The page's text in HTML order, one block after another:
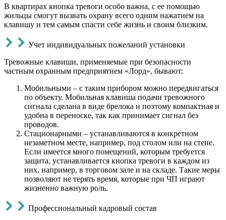
В квартирах кнопка тревоги особо важна, с ее помощью
жильцы смогут вызвать охрану всего одним нажатием на
клавишу и тем самым спасти себе жизнь и своим близким.
Учет индивидуальных пожеланий установки
Тревожные клавиши, применяемые при безопасности
частным охранным предприятием «Лорд», бывают:
Мобильными – с таким прибором можно передвигаться
по объекту. Мобильная клавиша подачи тревожного
сигнала сделана в виде брелока и поэтому компактная и
удобна в переноске, так как принимает сигнал без
проводов.
Стационарными – устанавливаются в конкретном
незаметном месте, например, под столом или на стене.
Если имеется много помещений, которым требуется
защита, устанавливается кнопка тревоги в каждом из
них, например, в торговом зале и на складе. Такие меры
позволяют не терять время, которые при ЧП играют
жизненно важную роль.
Профессиональный кадровый состав